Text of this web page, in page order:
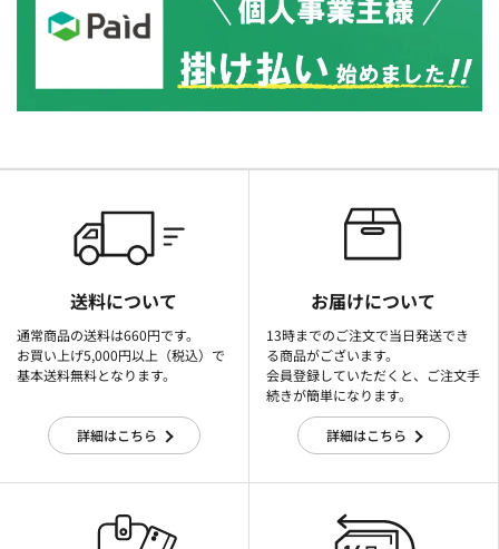
送料について
通常商品の送料は660円です。
お買い上げ5,000円以上（税込）で
基本送料無料となります。
詳細はこちら
お届けについて
13時までのご注文で当日発送でき
る商品がございます。
会員登録していただくと、ご注文手
続きが簡単になります。
詳細はこちら